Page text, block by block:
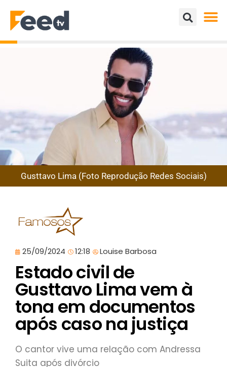
Gusttavo Lima (Foto Reprodução Redes Sociais)
25/09/2024 12:18 Louise Barbosa
Estado civil de
Gusttavo Lima vem à
tona em documentos
após caso na justiça
O cantor vive uma relação com Andressa
Suita após divórcio